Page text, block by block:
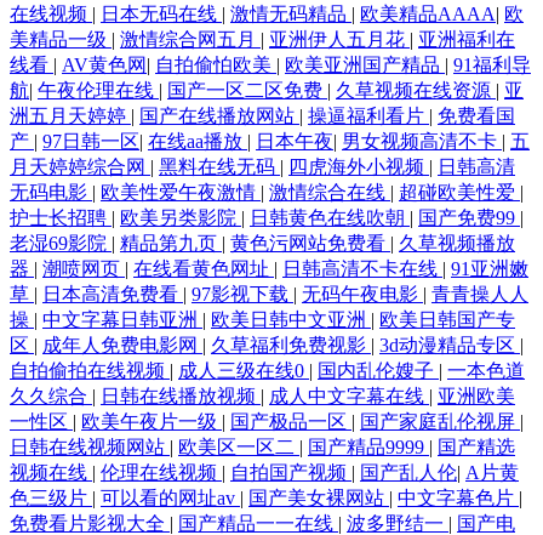
在线视频 | 日本无码在线 | 激情无码精品 | 欧美精品AAAA| 欧
美精品一级 | 激情综合网五月 | 亚洲伊人五月花 | 亚洲福利在
线看 | AV黄色网 | 自拍偷怕欧美 | 欧美亚洲国产精品 | 91福利导
航| 午夜伦理在线 | 国产一区二区免费 | 久草视频在线资源 | 亚
洲五月天婷婷 | 国产在线播放网站 | 操逼福利看片 | 免费看国
产 | 97日韩一区| 在线aa播放 | 日本午夜| 男女视频高清不卡 | 五
月天婷婷综合网 | 黑料在线无码 | 四虎海外小视频 | 日韩高清
无码电影 | 欧美性爱午夜激情 | 激情综合在线 | 超碰欧美性爱 |
护士长招聘 | 欧美另类影院 | 日韩黄色在线吹朝 | 国产免费99 |
老湿69影院 | 精品第九页 | 黄色污网站免费看 | 久草视频播放
器 | 潮喷网页 | 在线看黄色网址 | 日韩高清不卡在线 | 91亚洲嫩
草 | 日本高清免费看 | 97影视下载 | 无码午夜电影 | 青青操人人
操 | 中文字幕日韩亚洲 | 欧美日韩中文亚洲 | 欧美日韩国产专
区 | 成年人免费电影网 | 久草福利免费视影 | 3d动漫精品专区 |
自拍偷拍在线视频 | 成人三级在线0 | 国内乱伦嫂子 | 一本色道
久久综合 | 日韩在线播放视频 | 成人中文字幕在线 | 亚洲欧美
一性区 | 欧美午夜片一级 | 国产极品一区 | 国产家庭乱伦视屏 |
日韩在线视频网站 | 欧美区一区二 | 国产精品9999 | 国产精选
视频在线 | 伦理在线视频 | 自拍国产视频 | 国产乱人伦| A片黄
色三级片 | 可以看的网址av | 国产美女裸网站 | 中文字幕色片 |
免费看片影视大全 | 国产精品一一在线 | 波多野结一 | 国产电